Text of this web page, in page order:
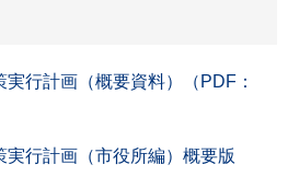
行計画（概要資料）（PDF：
行計画（市役所編）概要版